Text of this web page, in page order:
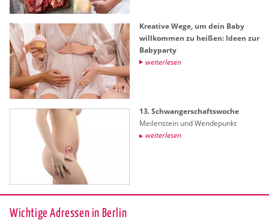
Krea­ti­ve Wege, um dein Baby
will­kom­men zu hei­ßen: Ideen zur
Ba­by­par­ty
wei­ter­le­sen
13. Schwan­ger­schafts­wo­che
Mei­len­stein und Wen­de­punkt
wei­ter­le­sen
Wichtige Adressen in Berlin